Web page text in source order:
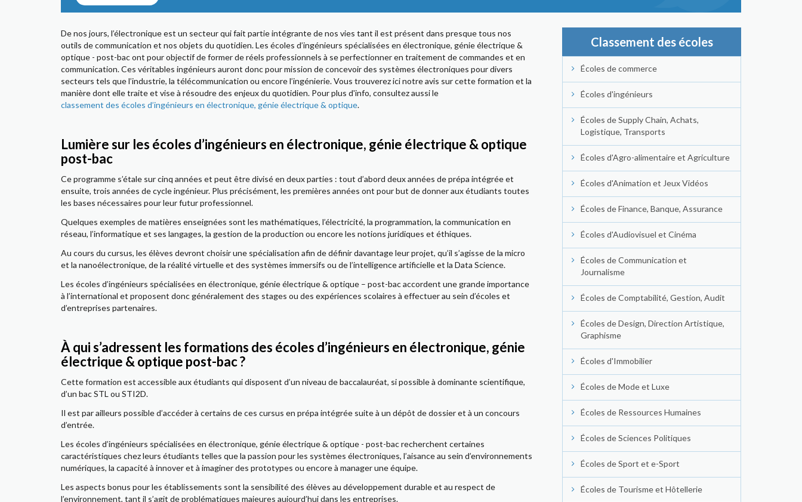
De nos jours, l’électronique est un secteur qui fait partie intégrante de nos vies tant il est présent dans presque tous nos
outils de communication et nos objets du quotidien. Les écoles d’ingénieurs spécialisées en électronique, génie électrique &
optique - post-bac ont pour objectif de former de réels professionnels à se perfectionner en traitement de commandes et en
communication. Ces véritables ingénieurs auront donc pour mission de concevoir des systèmes électroniques pour divers
secteurs tels que l’industrie, la télécommunication ou encore l’ingénierie. Vous trouverez ici notre avis sur cette formation et la
manière dont elle traite et vise à résoudre des enjeux du quotidien. Pour plus d'info, consultez aussi le
classement des écoles d’ingénieurs en électronique, génie électrique & optique.
Lumière sur les écoles d’ingénieurs en électronique, génie électrique & optique
post-bac
Ce programme s’étale sur cinq années et peut être divisé en deux parties : tout d’abord deux années de prépa intégrée et
ensuite, trois années de cycle ingénieur. Plus précisément, les premières années ont pour but de donner aux étudiants toutes
les bases nécessaires pour leur futur professionnel.
Quelques exemples de matières enseignées sont les mathématiques, l’électricité, la programmation, la communication en
réseau, l’informatique et ses langages, la gestion de la production ou encore les notions juridiques et éthiques.
Au cours du cursus, les élèves devront choisir une spécialisation afin de définir davantage leur projet, qu’il s’agisse de la micro
et la nanoélectronique, de la réalité virtuelle et des systèmes immersifs ou de l’intelligence artificielle et la Data Science.
Les écoles d’ingénieurs spécialisées en électronique, génie électrique & optique – post-bac accordent une grande importance
à l’international et proposent donc généralement des stages ou des expériences scolaires à effectuer au sein d’écoles et
d’entreprises partenaires.
À qui s’adressent les formations des écoles d’ingénieurs en électronique, génie
électrique & optique post-bac ?
Cette formation est accessible aux étudiants qui disposent d’un niveau de baccalauréat, si possible à dominante scientifique,
d’un bac STL ou STI2D.
Il est par ailleurs possible d’accéder à certains de ces cursus en prépa intégrée suite à un dépôt de dossier et à un concours
d’entrée.
Les écoles d’ingénieurs spécialisées en électronique, génie électrique & optique - post-bac recherchent certaines
caractéristiques chez leurs étudiants telles que la passion pour les systèmes électroniques, l’aisance au sein d’environnements
numériques, la capacité à innover et à imaginer des prototypes ou encore à manager une équipe.
Les aspects bonus pour les établissements sont la sensibilité des élèves au développement durable et au respect de
l’environnement, tant il s’agit de problématiques majeures aujourd’hui dans les entreprises.
Classement des écoles
Écoles de commerce
Écoles d'ingénieurs
Écoles de Supply Chain, Achats,
Logistique, Transports
Écoles d'Agro-alimentaire et Agriculture
Écoles d'Animation et Jeux Vidéos
Écoles de Finance, Banque, Assurance
Écoles d'Audiovisuel et Cinéma
Écoles de Communication et
Journalisme
Écoles de Comptabilité, Gestion, Audit
Écoles de Design, Direction Artistique,
Graphisme
Écoles d'Immobilier
Écoles de Mode et Luxe
Écoles de Ressources Humaines
Écoles de Sciences Politiques
Écoles de Sport et e-Sport
Écoles de Tourisme et Hôtellerie